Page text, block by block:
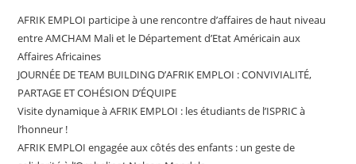
AFRIK EMPLOI participe à une rencontre d’affaires de haut niveau
entre AMCHAM Mali et le Département d’Etat Américain aux
Affaires Africaines
JOURNÉE DE TEAM BUILDING D’AFRIK EMPLOI : CONVIVIALITÉ,
PARTAGE ET COHÉSION D’ÉQUIPE
Visite dynamique à AFRIK EMPLOI : les étudiants de l’ISPRIC à
l’honneur !
AFRIK EMPLOI engagée aux côtés des enfants : un geste de